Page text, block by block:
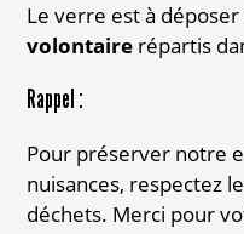
Le verre est à déposer
volontairerépartis
Rappel :
Pour préserver notre
nuisances, respectez
déchets. Merci pour